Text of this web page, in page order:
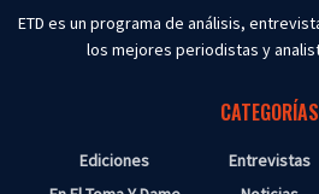
ETD es un programa de análisis,
los mejores periodistas y
CATEGORÍAS
Ediciones
Entrevistas